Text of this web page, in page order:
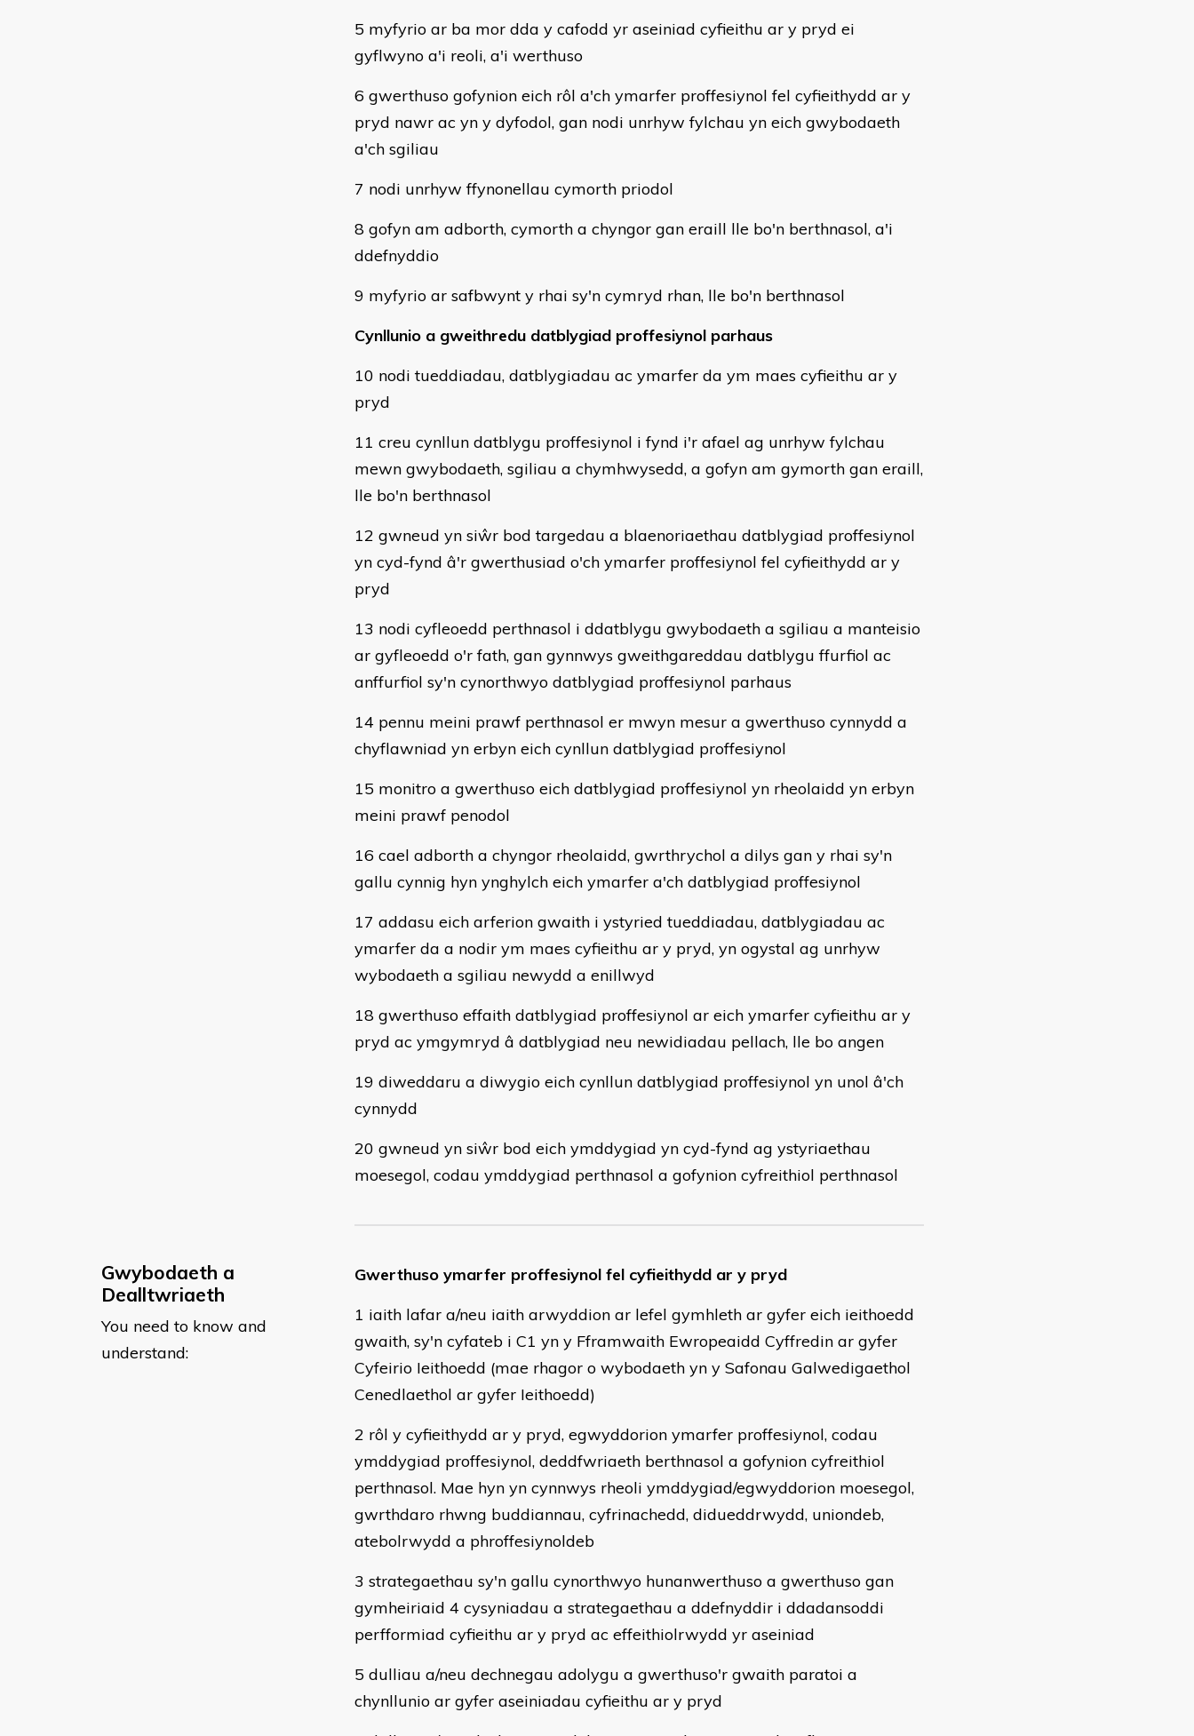
5 myfyrio ar ba mor dda y cafodd yr aseiniad cyfieithu ar y pryd ei
gyflwyno a'i reoli, a'i werthuso
6 gwerthuso gofynion eich rôl a'ch ymarfer proffesiynol fel cyfieithydd ar y
pryd nawr ac yn y dyfodol, gan nodi unrhyw fylchau yn eich gwybodaeth
a'ch sgiliau
7 nodi unrhyw ffynonellau cymorth priodol
8 gofyn am adborth, cymorth a chyngor gan eraill lle bo'n berthnasol, a'i
ddefnyddio
9 myfyrio ar safbwynt y rhai sy'n cymryd rhan, lle bo'n berthnasol
Cynllunio a gweithredu datblygiad proffesiynol parhaus
10 nodi tueddiadau, datblygiadau ac ymarfer da ym maes cyfieithu ar y
pryd
11 creu cynllun datblygu proffesiynol i fynd i'r afael ag unrhyw fylchau
mewn gwybodaeth, sgiliau a chymhwysedd, a gofyn am gymorth gan eraill,
lle bo'n berthnasol
12 gwneud yn siŵr bod targedau a blaenoriaethau datblygiad proffesiynol
yn cyd-fynd â'r gwerthusiad o'ch ymarfer proffesiynol fel cyfieithydd ar y
pryd
13 nodi cyfleoedd perthnasol i ddatblygu gwybodaeth a sgiliau a manteisio
ar gyfleoedd o'r fath, gan gynnwys gweithgareddau datblygu ffurfiol ac
anffurfiol sy'n cynorthwyo datblygiad proffesiynol parhaus
14 pennu meini prawf perthnasol er mwyn mesur a gwerthuso cynnydd a
chyflawniad yn erbyn eich cynllun datblygiad proffesiynol
15 monitro a gwerthuso eich datblygiad proffesiynol yn rheolaidd yn erbyn
meini prawf penodol
16 cael adborth a chyngor rheolaidd, gwrthrychol a dilys gan y rhai sy'n
gallu cynnig hyn ynghylch eich ymarfer a'ch datblygiad proffesiynol
17 addasu eich arferion gwaith i ystyried tueddiadau, datblygiadau ac
ymarfer da a nodir ym maes cyfieithu ar y pryd, yn ogystal ag unrhyw
wybodaeth a sgiliau newydd a enillwyd
18 gwerthuso effaith datblygiad proffesiynol ar eich ymarfer cyfieithu ar y
pryd ac ymgymryd â datblygiad neu newidiadau pellach, lle bo angen
19 diweddaru a diwygio eich cynllun datblygiad proffesiynol yn unol â'ch
cynnydd
20 gwneud yn siŵr bod eich ymddygiad yn cyd-fynd ag ystyriaethau
moesegol, codau ymddygiad perthnasol a gofynion cyfreithiol perthnasol
Gwybodaeth a
Dealltwriaeth
You need to know and
understand:
Gwerthuso ymarfer proffesiynol fel cyfieithydd ar y pryd
1 iaith lafar a/neu iaith arwyddion ar lefel gymhleth ar gyfer eich ieithoedd
gwaith, sy'n cyfateb i C1 yn y Fframwaith Ewropeaidd Cyffredin ar gyfer
Cyfeirio Ieithoedd (mae rhagor o wybodaeth yn y Safonau Galwedigaethol
Cenedlaethol ar gyfer Ieithoedd)
2 rôl y cyfieithydd ar y pryd, egwyddorion ymarfer proffesiynol, codau
ymddygiad proffesiynol, deddfwriaeth berthnasol a gofynion cyfreithiol
perthnasol. Mae hyn yn cynnwys rheoli ymddygiad/egwyddorion moesegol,
gwrthdaro rhwng buddiannau, cyfrinachedd, didueddrwydd, uniondeb,
atebolrwydd a phroffesiynoldeb
3 strategaethau sy'n gallu cynorthwyo hunanwerthuso a gwerthuso gan
gymheiriaid 4 cysyniadau a strategaethau a ddefnyddir i ddadansoddi
perfformiad cyfieithu ar y pryd ac effeithiolrwydd yr aseiniad
5 dulliau a/neu dechnegau adolygu a gwerthuso'r gwaith paratoi a
chynllunio ar gyfer aseiniadau cyfieithu ar y pryd